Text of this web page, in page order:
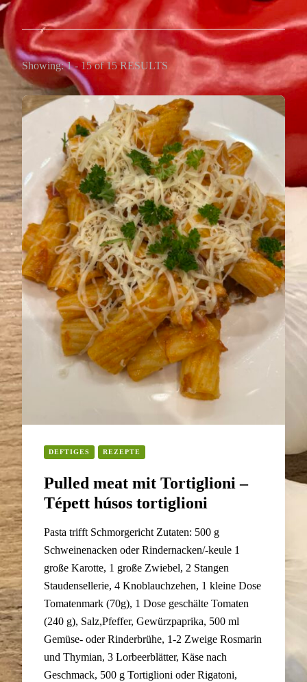
Showing: 1 - 15 of 15 RESULTS
DEFTIGES REZEPTE
Pulled meat mit Tortiglioni –
Tépett húsos tortiglioni
Pasta trifft Schmorgericht Zutaten: 500 g
Schweinenacken oder Rindernacken/-keule 1
große Karotte, 1 große Zwiebel, 2 Stangen
Staudensellerie, 4 Knoblauchzehen, 1 kleine Dose
Tomatenmark (70g), 1 Dose geschälte Tomaten
(240 g), Salz,Pfeffer, Gewürzpaprika, 500 ml
Gemüse- oder Rinderbrühe, 1-2 Zweige Rosmarin
und Thymian, 3 Lorbeerblätter, Käse nach
Geschmack, 500 g Tortiglioni oder Rigatoni,